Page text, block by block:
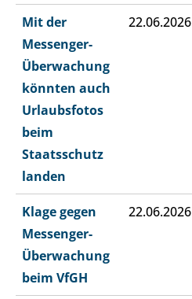
Mit der
Messenger-
Überwachung
könnten auch
Urlaubsfotos
beim
Staatsschutz
landen
22.06.2026
Klage gegen
Messenger-
Überwachung
beim VfGH
22.06.2026